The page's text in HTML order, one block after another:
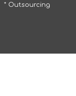
* Outsourcing